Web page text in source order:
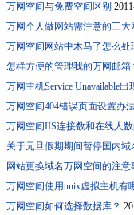
万网空间与免费空间区别
万网个人做网站需注意的三大
万网空间网站中木马了怎么处
怎样方便的管理我的万网邮箱
万网主机Service Unavailable
万网空间404错误页面设置办
万网空间IIS连接数和在线人
关于元旦假期期间暂停国内域
网站更换域名万网空间的注意
万网空间使用unix虚拟主机有
万网空间如何选择数据库？